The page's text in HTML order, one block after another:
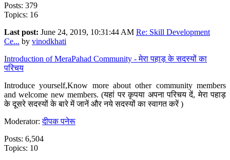
Posts: 379
Topics: 16
Last post: June 24, 2019, 10:31:44 AM Re: Skill Development
Ce... by vinodkhati
Introduction of MeraPahad Community - मेरा पहाड़ के सदस्यों का
परिचय
Introduce yourself,Know more about other community members
and welcome new members. (यहां पर कृपया अपना परिचय दें, मेरा पहाड़
के दूसरे सदस्यों के बारे में जानें और नये सदस्यों का स्वागत करें )
Moderator:दीपक पनेरू
Posts: 6,504
Topics: 10